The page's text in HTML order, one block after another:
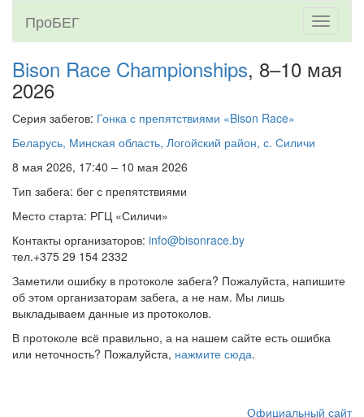
Toggle
ПроБЕГ
Bison Race Championships, 8–10 мая
2026
Серия забегов: Гонка с препятствиями «Bison Race»
Беларусь, Минская область, Логойский район, с. Силичи
8 мая 2026, 17:40 – 10 мая 2026
Тип забега: бег с препятствиями
Место старта: РГЦ «Силичи»
Контакты организаторов: info@bisonrace.by
тел.+375 29 154 2332
Заметили ошибку в протоколе забега? Пожалуйста, напишите
об этом организаторам забега, а не нам. Мы лишь
выкладываем данные из протоколов.
В протоколе всё правильно, а на нашем сайте есть ошибка
или неточность? Пожалуйста, нажмите сюда.
Официальный сайт